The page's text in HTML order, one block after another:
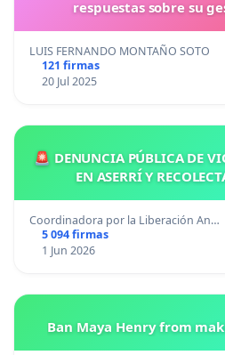
respuestas sobre su
LUIS FERNANDO MONTAÑO SOTO
121 firmas
20 Jul 2025
🚨 DENUNCIA PÚBLICA DE
EN ASERRÍ Y
Coordinadora por la Liberación An…
5 094 firmas
1 Jun 2026
Ban Maya Henry from